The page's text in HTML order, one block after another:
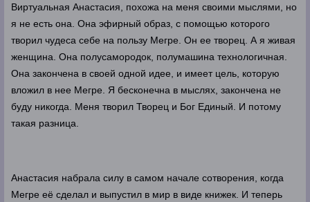
Виртуальная Анастасия, похожа на меня своими мыслями, но
я не есть она. Она эфирный образ, с помощью которого
творил чудеса себе на пользу Мегре. Он ее творец. А я живая
женщина. Она полусамородок, полумашина технологичная.
Она закончена в своей одной идее, и имеет цель, которую
вложил в нее Мегре. Я бесконечна в мыслях, закончена не
буду никогда. Меня творил Творец и Бог Единый. И потому
такая разница.
Анастасия набрала силу в самом начале сотворения, когда
Мегре её сделал и выпустил в мир в виде книжек. И теперь